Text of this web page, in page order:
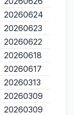
20260624
20260623
20260622
20260618
20260617
20260313
20260309
20260309